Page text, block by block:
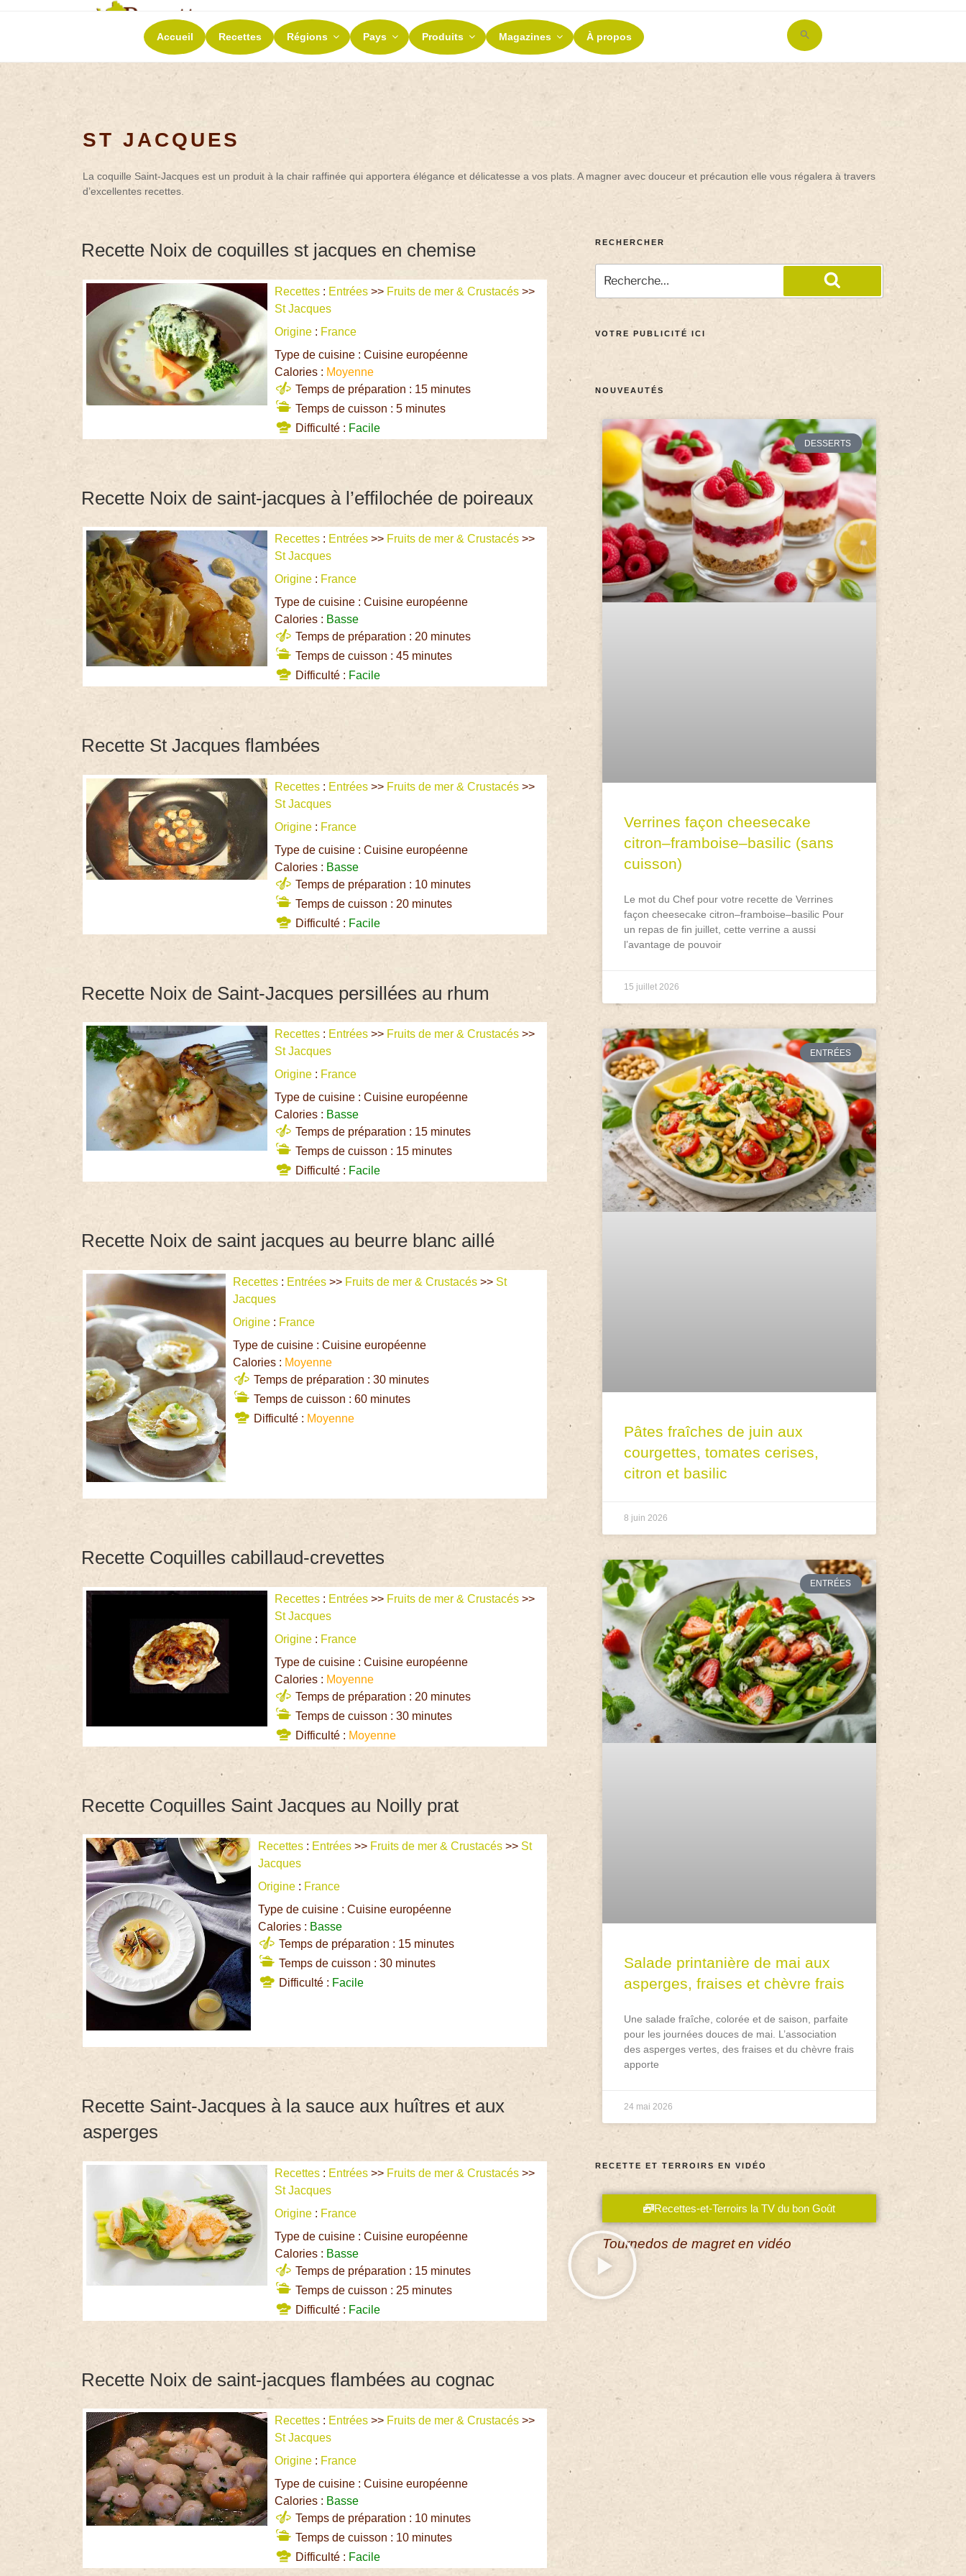
RECETTES ET TERROIRS
La richesse de nos terroirs
Accueil Recettes Régions Pays Produits Magazines À propos
Search
for:
ST JACQUES
La coquille Saint-Jacques est un produit à la chair raffinée qui apportera élégance et délicatesse a vos plats. A magner avec douceur et précaution elle vous régalera à travers
d’excellentes recettes.
Recette Noix de coquilles st jacques en chemise
Recettes : Entrées >> Fruits de mer & Crustacés >>
St Jacques
Origine : France
Type de cuisine : Cuisine européenne
Calories : Moyenne
Temps de préparation : 15 minutes
Temps de cuisson : 5 minutes
Difficulté : Facile
Recette Noix de saint-jacques à l’effilochée de poireaux
Recettes : Entrées >> Fruits de mer & Crustacés >>
St Jacques
Origine : France
Type de cuisine : Cuisine européenne
Calories : Basse
Temps de préparation : 20 minutes
Temps de cuisson : 45 minutes
Difficulté : Facile
Recette St Jacques flambées
Recettes : Entrées >> Fruits de mer & Crustacés >>
St Jacques
Origine : France
Type de cuisine : Cuisine européenne
Calories : Basse
Temps de préparation : 10 minutes
Temps de cuisson : 20 minutes
Difficulté : Facile
Recette Noix de Saint-Jacques persillées au rhum
Recettes : Entrées >> Fruits de mer & Crustacés >>
St Jacques
Origine : France
Type de cuisine : Cuisine européenne
Calories : Basse
Temps de préparation : 15 minutes
Temps de cuisson : 15 minutes
Difficulté : Facile
Recette Noix de saint jacques au beurre blanc aillé
Recettes: Entrées>> Fruits de mer & Crustacés>> St
Jacques
Origine: France
Type de cuisine : Cuisine européenne
Calories : Moyenne
Temps de préparation : 30 minutes
Temps de cuisson : 60 minutes
Difficulté : Moyenne
Recette Coquilles cabillaud-crevettes
Recettes : Entrées >> Fruits de mer & Crustacés >>
St Jacques
Origine : France
Type de cuisine : Cuisine européenne
Calories : Moyenne
Temps de préparation : 20 minutes
Temps de cuisson : 30 minutes
Difficulté : Moyenne
Recette Coquilles Saint Jacques au Noilly prat
Recettes : Entrées >> Fruits de mer & Crustacés >> St
Jacques
Origine : France
Type de cuisine : Cuisine européenne
Calories : Basse
Temps de préparation : 15 minutes
Temps de cuisson : 30 minutes
Difficulté : Facile
Recette Saint-Jacques à la sauce aux huîtres et aux
asperges
Recettes : Entrées >> Fruits de mer & Crustacés >>
St Jacques
Origine : France
Type de cuisine : Cuisine européenne
Calories : Basse
Temps de préparation : 15 minutes
Temps de cuisson : 25 minutes
Difficulté : Facile
Recette Noix de saint-jacques flambées au cognac
Recettes : Entrées >> Fruits de mer & Crustacés >>
St Jacques
Origine : France
Type de cuisine : Cuisine européenne
Calories : Basse
Temps de préparation : 10 minutes
Temps de cuisson : 10 minutes
Difficulté : Facile
RECHERCHER
VOTRE PUBLICITÉ ICI
NOUVEAUTÉS
DESSERTS
Verrines façon cheesecake
citron–framboise–basilic (sans
cuisson)
Le mot du Chef pour votre recette de Verrines
façon cheesecake citron–framboise–basilic Pour
un repas de fin juillet, cette verrine a aussi
l’avantage de pouvoir
15 juillet 2026
ENTRÉES
Pâtes fraîches de juin aux
courgettes, tomates cerises,
citron et basilic
8 juin 2026
ENTRÉES
Salade printanière de mai aux
asperges, fraises et chèvre frais
Une salade fraîche, colorée et de saison, parfaite
pour les journées douces de mai. L’association
des asperges vertes, des fraises et du chèvre frais
apporte
24 mai 2026
RECETTE ET TERROIRS EN VIDÉO
Recettes-et-Terroirs la TV du bon Goût
Tournedos de magret en vidéo